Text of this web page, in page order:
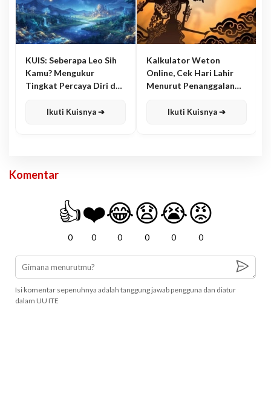
KUIS: Seberapa Leo Sih
Kamu? Mengukur
Tingkat Percaya Diri dan
Ikuti Kuisnya ➔
Kalkulator Weton
Online, Cek Hari Lahir
Menurut Penanggalan
Ikuti Kuisnya ➔
Komentar
👍
0
❤️
0
😂
0
😧
0
😭
0
😡
0
Isi komentar sepenuhnya adalah tanggung jawab pengguna dan diatur
dalam UU ITE